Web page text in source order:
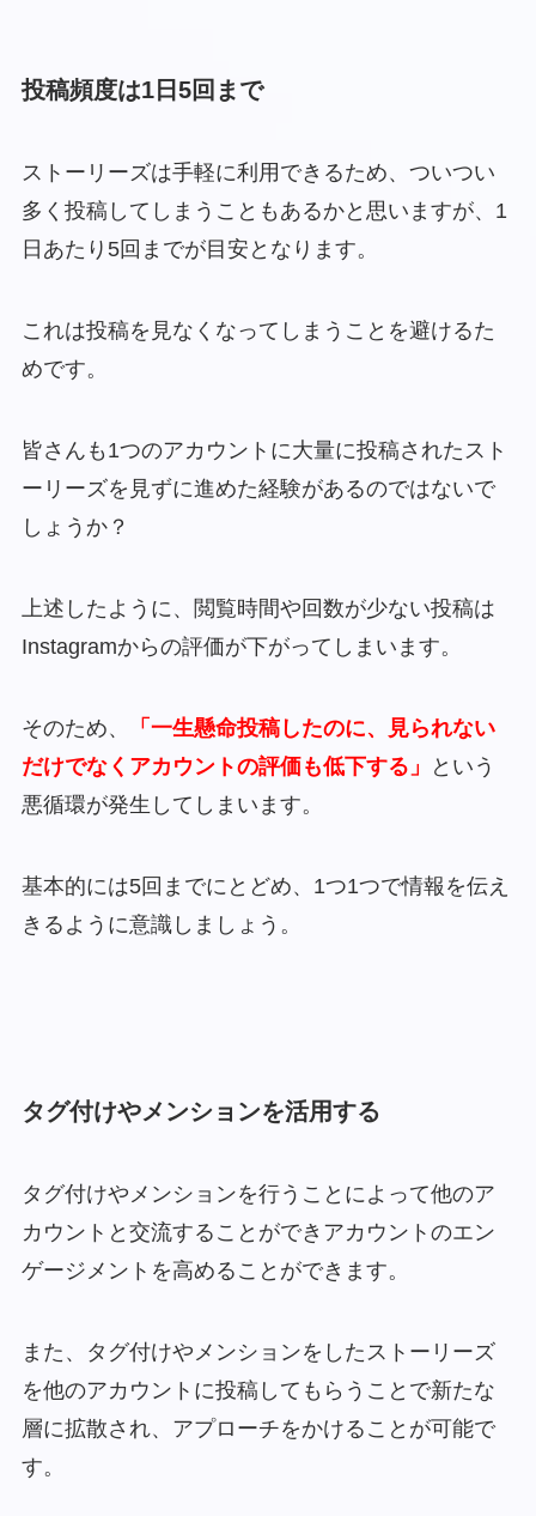
投稿頻度は1日5回まで
ストーリーズは手軽に利用できるため、ついつい
多く投稿してしまうこともあるかと思いますが、1
日あたり5回までが目安となります。
これは投稿を見なくなってしまうことを避けるた
めです。
皆さんも1つのアカウントに大量に投稿されたスト
ーリーズを見ずに進めた経験があるのではないで
しょうか？
上述したように、閲覧時間や回数が少ない投稿は
Instagramからの評価が下がってしまいます。
そのため、
「一生懸命投稿したのに、見られない
だけでなくアカウントの評価も低下する」
という
悪循環が発生してしまいます。
基本的には5回までにとどめ、1つ1つで情報を伝え
きるように意識しましょう。
タグ付けやメンションを活用する
タグ付けやメンションを行うことによって他のア
カウントと交流することができアカウントのエン
ゲージメントを高めることができます。
また、タグ付けやメンションをしたストーリーズ
を他のアカウントに投稿してもらうことで新たな
層に拡散され、アプローチをかけることが可能で
す。